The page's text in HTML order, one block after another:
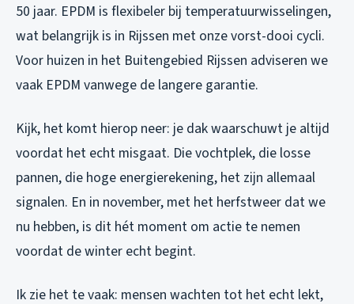
50 jaar. EPDM is flexibeler bij temperatuurwisselingen,
wat belangrijk is in Rijssen met onze vorst-dooi cycli.
Voor huizen in het Buitengebied Rijssen adviseren we
vaak EPDM vanwege de langere garantie.
Kijk, het komt hierop neer: je dak waarschuwt je altijd
voordat het echt misgaat. Die vochtplek, die losse
pannen, die hoge energierekening, het zijn allemaal
signalen. En in november, met het herfstweer dat we
nu hebben, is dit hét moment om actie te nemen
voordat de winter echt begint.
Ik zie het te vaak: mensen wachten tot het echt lekt,